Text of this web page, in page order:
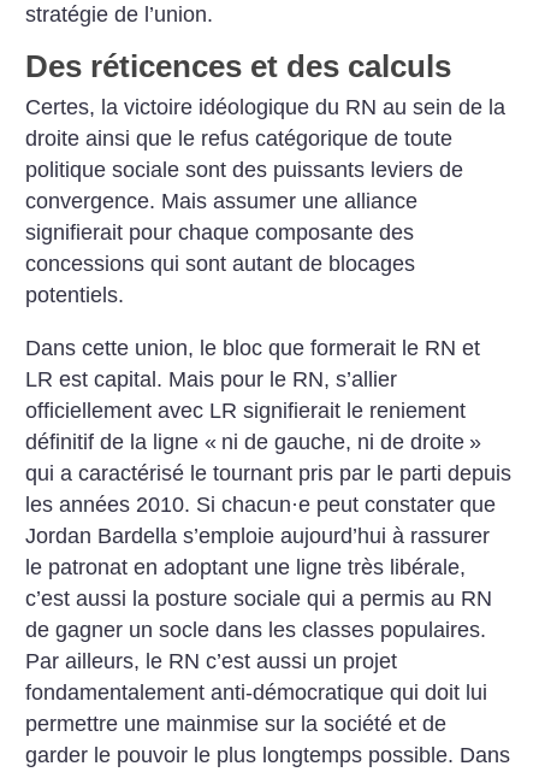
stratégie de l’union.
Des réticences et des calculs
Certes, la victoire idéologique du RN au sein de la
droite ainsi que le refus catégorique de toute
politique sociale sont des puissants leviers de
convergence. Mais assumer une alliance
signifierait pour chaque composante des
concessions qui sont autant de blocages
potentiels.
Dans cette union, le bloc que formerait le RN et
LR est capital. Mais pour le RN, s’allier
officiellement avec LR signifierait le reniement
définitif de la ligne « ni de gauche, ni de droite »
qui a caractérisé le tournant pris par le parti depuis
les années 2010. Si chacun·e peut constater que
Jordan Bardella s’emploie aujourd’hui à rassurer
le patronat en adoptant une ligne très libérale,
c’est aussi la posture sociale qui a permis au RN
de gagner un socle dans les classes populaires.
Par ailleurs, le RN c’est aussi un projet
fondamentalement anti-démocratique qui doit lui
permettre une mainmise sur la société et de
garder le pouvoir le plus longtemps possible. Dans